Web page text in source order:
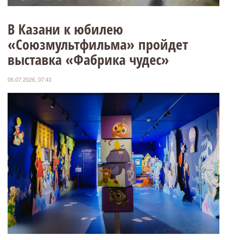
В Казани к юбилею
«Союзмультфильма» пройдет
выставка «Фабрика чудес»
06.07.2026, 07:41